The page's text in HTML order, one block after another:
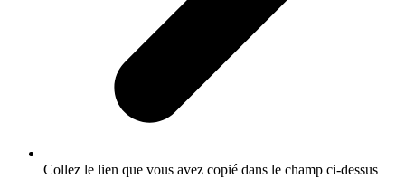
Collez le lien que vous avez copié dans le champ ci-dessus